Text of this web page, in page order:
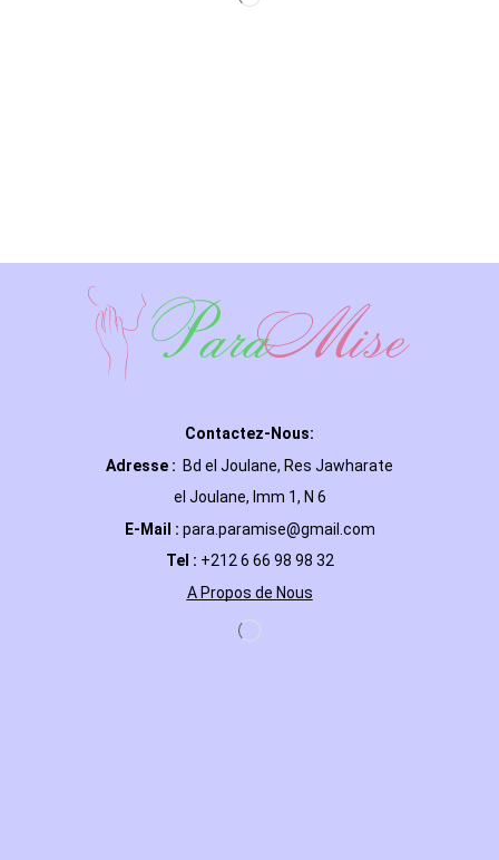
Contactez-Nous:
Adresse : Bd el Joulane, Res Jawharate
el Joulane, Imm 1, N 6
E-Mail : para.paramise@gmail.com
Tel : +212 6 66 98 98 32
A Propos de Nous